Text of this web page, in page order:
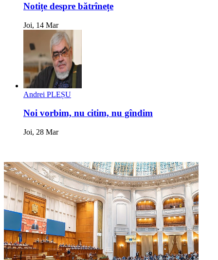
Notițe despre bătrînețe
Joi, 14 Mar
Andrei PLEȘU
Noi vorbim, nu citim, nu gîndim
Joi, 28 Mar